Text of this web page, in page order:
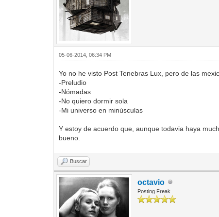
05-06-2014, 06:34 PM
Yo no he visto Post Tenebras Lux, pero de las
-Preludio
-Nómadas
-No quiero dormir sola
-Mi universo en minúsculas
Y estoy de acuerdo que, aunque todavia haya
bueno.
Buscar
octavio
Posting Freak